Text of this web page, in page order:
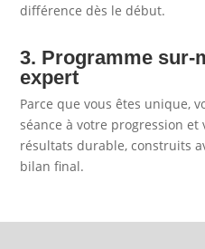
différence dès le début.
3. Programme sur-
expert
Parce que vous êtes unique,
séance à votre progression
résultats durable, construits
bilan final.